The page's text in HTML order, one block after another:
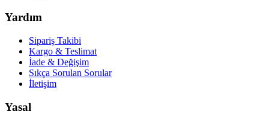
Yardım
Sipariş Takibi
Kargo & Teslimat
İade & Değişim
Sıkça Sorulan Sorular
İletişim
Yasal